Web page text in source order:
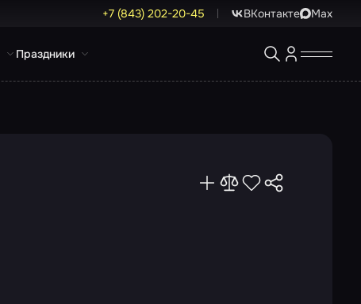
+7 (843) 202-20-45 ВКонтакте Max
Праздники